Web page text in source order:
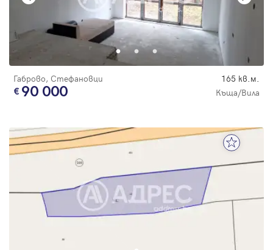
Габрово, Стефановци 165 кв.м.
90 000 Къща/Вила